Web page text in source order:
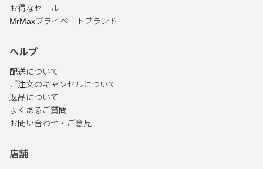
お得なセール
MrMaxプライベートブランド
ヘルプ
配送について
ご注文のキャンセルについて
返品について
よくあるご質問
お問い合わせ・ご意見
店舗